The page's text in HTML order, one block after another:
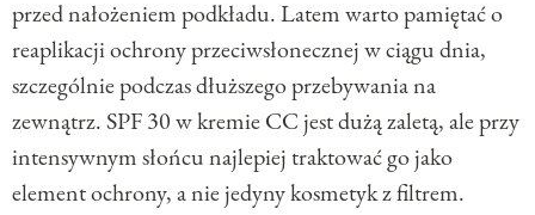
przed nałożeniem podkładu. Latem warto pamiętać o
reaplikacji ochrony przeciwsłonecznej w ciągu dnia,
szczególnie podczas dłuższego przebywania na
zewnątrz. SPF 30 w kremie CC jest dużą zaletą, ale przy
intensywnym słońcu najlepiej traktować go jako
element ochrony, a nie jedyny kosmetyk z filtrem.